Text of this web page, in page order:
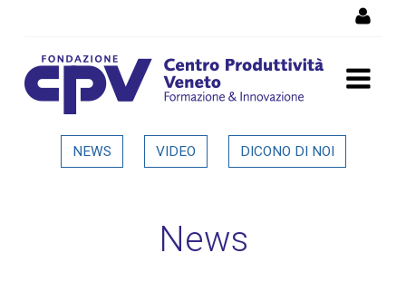
Gold For Job - Dettaglio in
NEWS VIDEO DICONO DI NOI
News